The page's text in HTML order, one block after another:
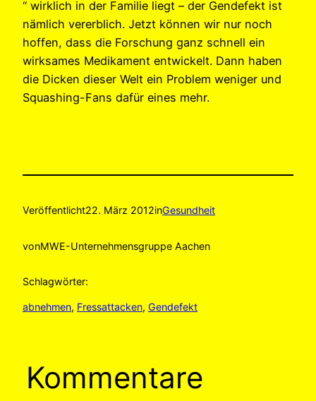
“ wirklich in der Familie liegt – der Gendefekt ist
nämlich vererblich. Jetzt können wir nur noch
hoffen, dass die Forschung ganz schnell ein
wirksames Medikament entwickelt. Dann haben
die Dicken dieser Welt ein Problem weniger und
Squashing-Fans dafür eines mehr.
Veröffentlicht22. März 2012inGesundheit
vonMWE-Unternehmensgruppe Aachen
Schlagwörter:
abnehmen, Fressattacken, Gendefekt
Kommentare